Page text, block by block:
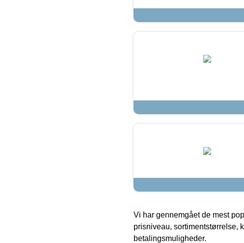
Vi har gennemgået de mest
prisniveau, sortimentstørrelse,
betalingsmuligheder.